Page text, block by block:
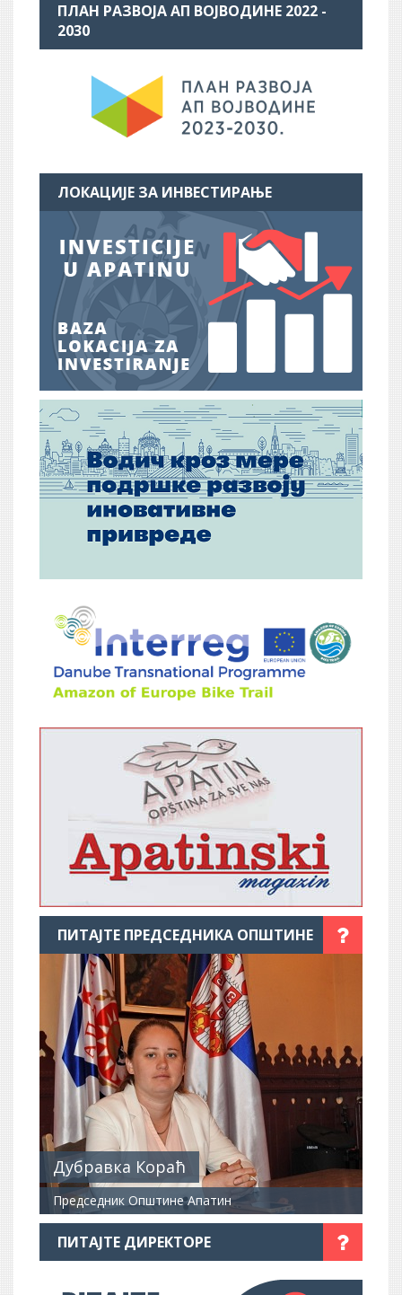
ПЛАН РАЗВОЈА АП ВОЈВОДИНЕ 2022 -
2030
ЛОКАЦИЈЕ ЗА ИНВЕСТИРАЊЕ
ПИТАЈТЕ ПРЕДСЕДНИКА ОПШТИНЕ
Дубравка Кораћ
Председник Општине Апатин
ПИТАЈТЕ ДИРЕКТОРЕ